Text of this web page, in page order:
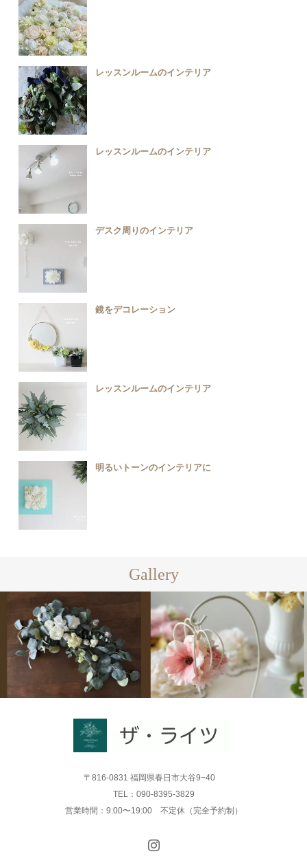
レッスンルームのインテリア
レッスンルームのインテリア
デスク周りのインテリア
鏡をデコレーション
レッスンルームのインテリア
明るいトーンのインテリアに
Gallery
〒816-0831 福岡県春日市大谷9−40
TEL：090-8395-3829
営業時間：9:00〜19:00 不定休（完全予約制）